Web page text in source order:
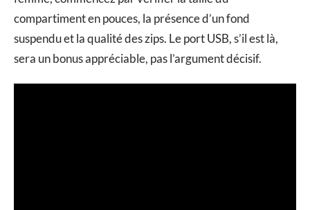
compartiment en pouces, la présence d’un fond
suspendu et la qualité des zips. Le port USB, s’il est là,
sera un bonus appréciable, pas l’argument décisif.